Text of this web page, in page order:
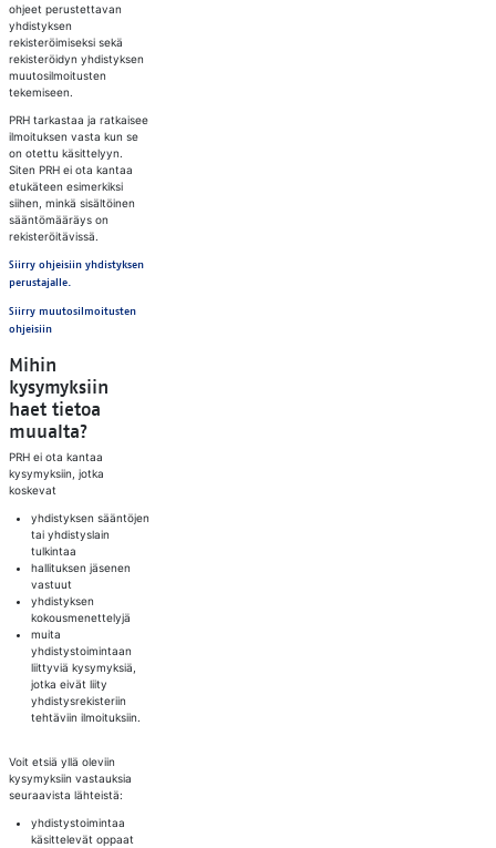
ohjeet perustettavan
yhdistyksen
rekisteröimiseksi sekä
rekisteröidyn yhdistyksen
muutosilmoitusten
tekemiseen.
PRH tarkastaa ja ratkaisee
ilmoituksen vasta kun se
on otettu käsittelyyn.
Siten PRH ei ota kantaa
etukäteen esimerkiksi
siihen, minkä sisältöinen
sääntömääräys on
rekisteröitävissä.
Siirry ohjeisiin yhdistyksen
perustajalle.
Siirry muutosilmoitusten
ohjeisiin
Mihin
kysymyksiin
haet tietoa
muualta?
PRH ei ota kantaa
kysymyksiin, jotka
koskevat
yhdistyksen sääntöjen
tai yhdistyslain
tulkintaa
hallituksen jäsenen
vastuut
yhdistyksen
kokousmenettelyjä
muita
yhdistystoimintaan
liittyviä kysymyksiä,
jotka eivät liity
yhdistysrekisteriin
tehtäviin ilmoituksiin.
Voit etsiä yllä oleviin
kysymyksiin vastauksia
seuraavista lähteistä:
yhdistystoimintaa
käsittelevät oppaat